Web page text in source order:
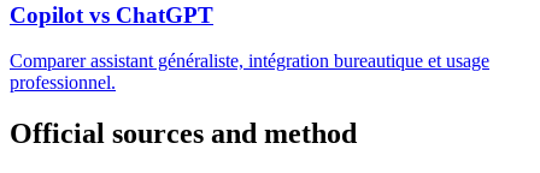
Copilot vs ChatGPT
Comparer assistant généraliste, intégration bureautique et usage
professionnel.
Official sources and method